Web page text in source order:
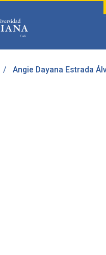
Becas
Angie Dayana Estrada